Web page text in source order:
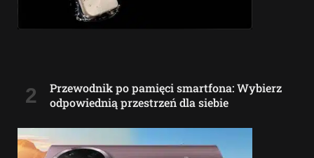
Przewodnik po pamięci smartfona: Wybierz
odpowiednią przestrzeń dla siebie